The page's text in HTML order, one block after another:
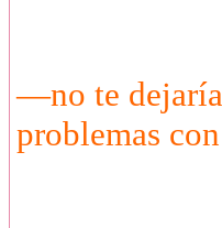
—no te
problemas